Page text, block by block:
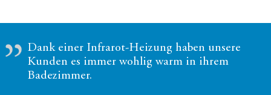
Dank einer Infrarot-Heizung haben unsere
Kunden es immer wohlig warm in ihrem
Badezimmer.